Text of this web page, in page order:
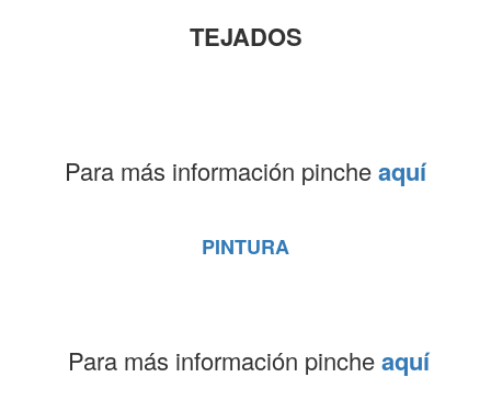
TEJADOS
Para más información pincheaquí
PINTURA
Para más información pincheaquí